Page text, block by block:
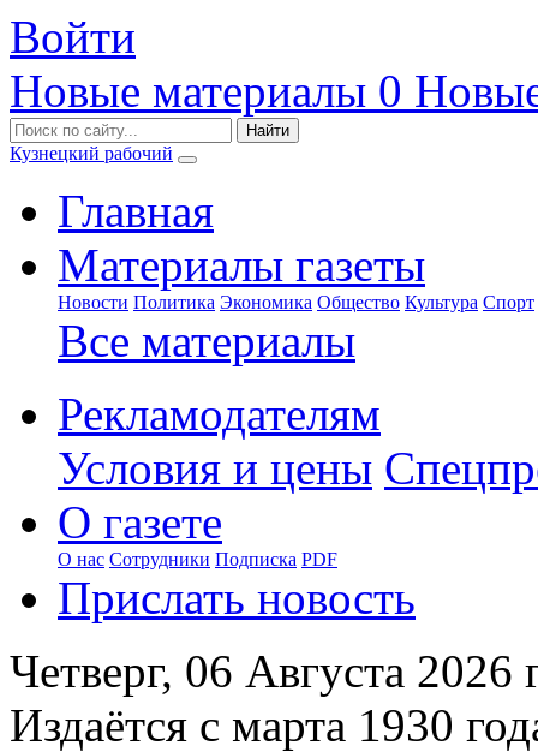
Войти
Новые материалы 0
Кузнецкий рабочий
Главная
Материалы газеты
Новости Политика Экономика Общество Культура Спорт
Все материалы
Рекламодателям
Условия и цены
О газете
О нас Сотрудники Подписка PDF
Прислать новость
Четверг, 06 Августа 2026
Издаётся с марта 1930